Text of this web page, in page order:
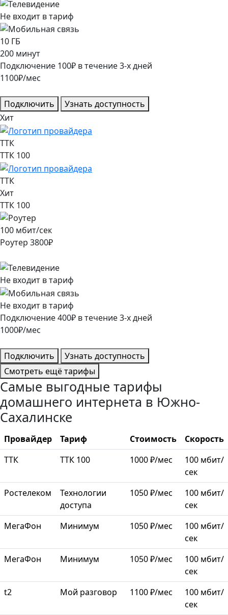
Не входит в тариф
10 ГБ
200 минут
Подключение 100₽ в течение3-х дней
1100₽/мес
Подключить
Узнать доступность
Хит
ТТК
ТТК 100
ТТК
Хит
ТТК 100
100 мбит/сек
Роутер 3800₽
Не входит в тариф
Не входит в тариф
Подключение400₽ в течение3-х дней
1000₽/мес
Подключить
Узнать доступность
Смотреть ещё тарифы
Самые выгодные тарифы
домашнего интернета в Южно-
Сахалинске
Провайдер Тариф Стоимость
Скорость
ТТК
ТТК 100 1000 ₽/мес
100 мбит/
сек
Ростелеком
Технологии
доступа
1050 ₽/мес
100 мбит/
сек
МегаФон
Минимум 1050 ₽/мес
100 мбит/
сек
МегаФон
Минимум 1050 ₽/мес
100 мбит/
сек
t2
Мой разговор 1100 ₽/мес
100 мбит/
сек